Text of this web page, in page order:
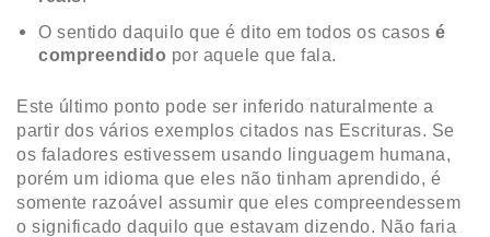
O sentido daquilo que é dito em todos os casos é
compreendido por aquele que fala.
Este último ponto pode ser inferido naturalmente a
partir dos vários exemplos citados nas Escrituras. Se
os faladores estivessem usando linguagem humana,
porém um idioma que eles não tinham aprendido, é
somente razoável assumir que eles compreendessem
o significado daquilo que estavam dizendo. Não faria